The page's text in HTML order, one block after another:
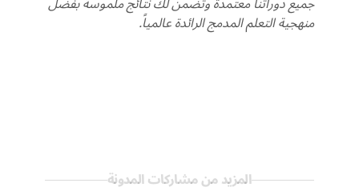
منهجية التعلم المدمج الرائدة عالمياً.
المزيد من مشاركات المدونة